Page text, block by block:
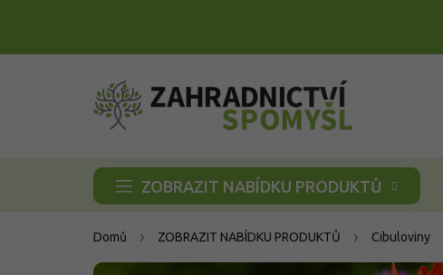
ZOBRAZIT NABÍDKU PRODUKTŮ
Domů ZOBRAZIT NABÍDKU PRODUKTŮ Cibuloviny